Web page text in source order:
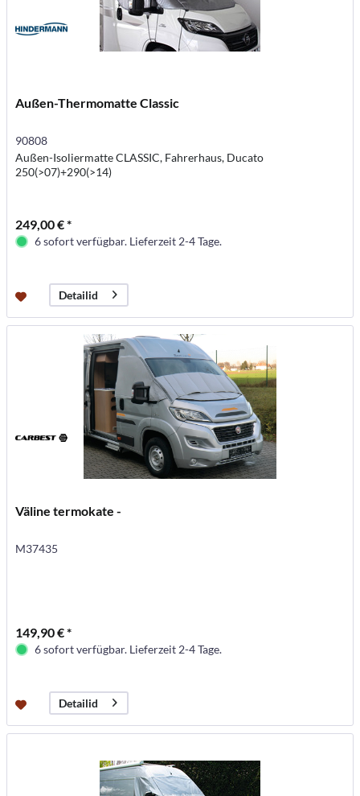
Außen-Thermomatte Classic
90808
Außen-Isoliermatte CLASSIC, Fahrerhaus, Ducato
250(>07)+290(>14)
249,00 € *
6 sofort verfügbar. Lieferzeit 2-4 Tage.
Detailid
Väline termokate -
M37435
149,90 € *
6 sofort verfügbar. Lieferzeit 2-4 Tage.
Detailid